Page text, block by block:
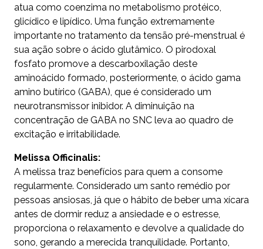
atua como coenzima no metabolismo protéico,
glicídico e lipídico. Uma função extremamente
importante no tratamento da tensão pré-menstrual é
sua ação sobre o ácido glutâmico. O pirodoxal
fosfato promove a descarboxilação deste
aminoácido formado, posteriormente, o ácido gama
amino butírico (GABA), que é considerado um
neurotransmissor inibidor. A diminuição na
concentração de GABA no SNC leva ao quadro de
excitação e irritabilidade.
Melissa Officinalis:
A melissa traz benefícios para quem a consome
regularmente. Considerado um santo remédio por
pessoas ansiosas, já que o hábito de beber uma xícara
antes de dormir reduz a ansiedade e o estresse,
proporciona o relaxamento e devolve a qualidade do
sono, gerando a merecida tranquilidade. Portanto,